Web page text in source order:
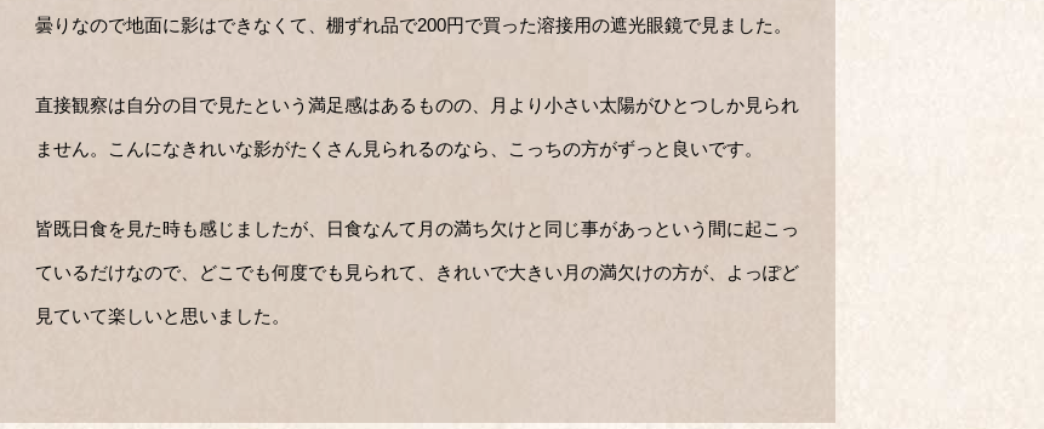
曇りなので地面に影はできなくて、棚ずれ品で200円で買った溶接用の遮光眼鏡で見ました。
直接観察は自分の目で見たという満足感はあるものの、月より小さい太陽がひとつしか見られ
ません。こんになきれいな影がたくさん見られるのなら、こっちの方がずっと良いです。
皆既日食を見た時も感じましたが、日食なんて月の満ち欠けと同じ事があっという間に起こっ
ているだけなので、どこでも何度でも見られて、きれいで大きい月の満欠けの方が、よっぽど
見ていて楽しいと思いました。